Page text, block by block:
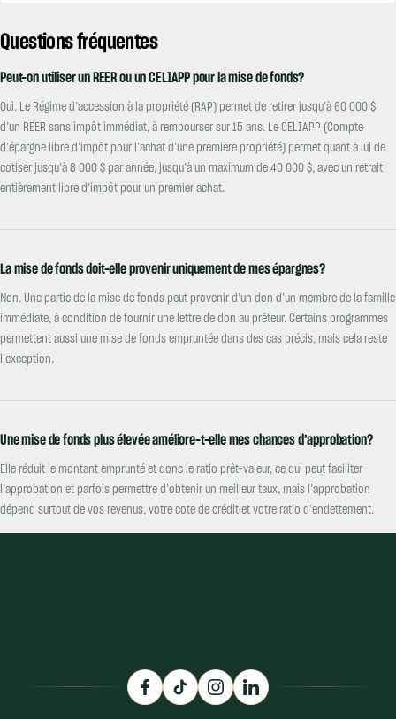
Questions fréquentes
Peut-on utiliser un REER ou un CELIAPP pour la mise de fonds?
Oui. Le Régime d’accession à la propriété (RAP) permet de retirer jusqu’à 60 000 $
d’un REER sans impôt immédiat, à rembourser sur 15 ans. Le CELIAPP (Compte
d’épargne libre d’impôt pour l’achat d’une première propriété) permet quant à lui de
cotiser jusqu’à 8 000 $ par année, jusqu’à un maximum de 40 000 $, avec un retrait
entièrement libre d’impôt pour un premier achat.
La mise de fonds doit-elle provenir uniquement de mes épargnes?
Non. Une partie de la mise de fonds peut provenir d’un don d’un membre de la famille
immédiate, à condition de fournir une lettre de don au prêteur. Certains programmes
permettent aussi une mise de fonds empruntée dans des cas précis, mais cela reste
l’exception.
Une mise de fonds plus élevée améliore-t-elle mes chances d’approbation?
Elle réduit le montant emprunté et donc le ratio prêt-valeur, ce qui peut faciliter
l’approbation et parfois permettre d’obtenir un meilleur taux, mais l’approbation
dépend surtout de vos revenus, votre cote de crédit et votre ratio d’endettement.